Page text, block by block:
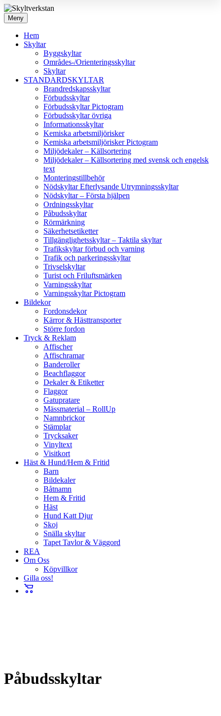
Meny
Hem
Skyltar
Byggskyltar
Områdes-/Orienteringsskyltar
Skyltar
STANDARDSKYLTAR
Brandredskapsskyltar
Förbudsskyltar
Förbudsskyltar Pictogram
Förbudsskyltar övriga
Informationsskyltar
Kemiska arbetsmiljörisker
Kemiska arbetsmiljörisker Pictogram
Miljödekaler – Källsortering
Miljödekaler – Källsortering med svensk och engelsk
text
Monteringstillbehör
Nödskyltar Efterlysande Utrymningsskyltar
Nödskyltar – Första hjälpen
Ordningsskyltar
Påbudsskyltar
Rörmärkning
Säkerhetsetiketter
Tillgänglighetsskyltar – Taktila skyltar
Trafikskyltar förbud och varning
Trafik och parkeringsskyltar
Trivselskyltar
Turist och Friluftsmärken
Varningsskyltar
Varningsskyltar Pictogram
Bildekor
Fordonsdekor
Kärror & Hästtransporter
Större fordon
Tryck & Reklam
Affischer
Affischramar
Banderoller
Beachflaggor
Dekaler & Etiketter
Flaggor
Gatupratare
Mässmaterial – RollUp
Namnbrickor
Stämplar
Trycksaker
Vinyltext
Visitkort
Häst & Hund/Hem & Fritid
Barn
Bildekaler
Båtnamn
Hem & Fritid
Häst
Hund Katt Djur
Skoj
Snälla skyltar
Tapet Tavlor & Väggord
REA
Om Oss
Köpvillkor
Gilla oss!
Påbudsskyltar